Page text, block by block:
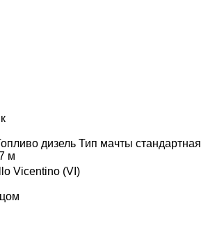
дизель Тип мачты стандартная
м
Vicentino (VI)